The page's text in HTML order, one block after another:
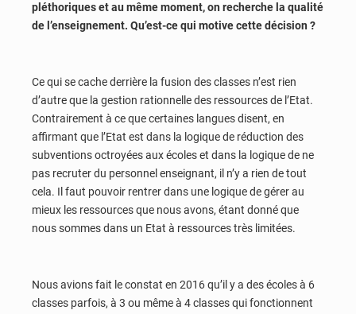
pléthoriques et au même moment, on recherche la qualité
de l’enseignement. Qu’est-ce qui motive cette décision ?
Ce qui se cache derrière la fusion des classes n’est rien
d’autre que la gestion rationnelle des ressources de l’Etat.
Contrairement à ce que certaines langues disent, en
affirmant que l’Etat est dans la logique de réduction des
subventions octroyées aux écoles et dans la logique de ne
pas recruter du personnel enseignant, il n’y a rien de tout
cela. Il faut pouvoir rentrer dans une logique de gérer au
mieux les ressources que nous avons, étant donné que
nous sommes dans un Etat à ressources très limitées.
Nous avions fait le constat en 2016 qu’il y a des écoles à 6
classes parfois, à 3 ou même à 4 classes qui fonctionnent